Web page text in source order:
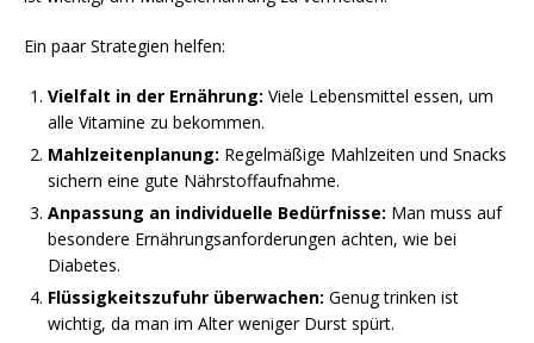
Ein paar Strategien helfen:
Vielfalt in der Ernährung: Viele Lebensmittel essen, um
alle Vitamine zu bekommen.
Mahlzeitenplanung: Regelmäßige Mahlzeiten und Snacks
sichern eine gute Nährstoffaufnahme.
Anpassung an individuelle Bedürfnisse: Man muss auf
besondere Ernährungsanforderungen achten, wie bei
Diabetes.
Flüssigkeitszufuhr überwachen: Genug trinken ist
wichtig, da man im Alter weniger Durst spürt.